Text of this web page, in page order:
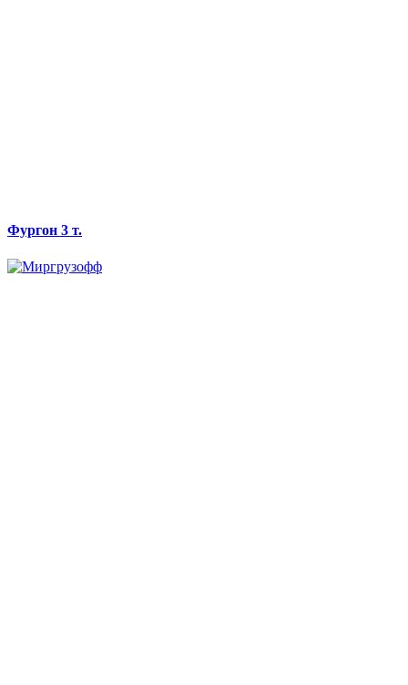
Фургон 3 т.